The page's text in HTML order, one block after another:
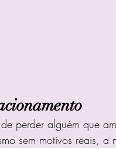
perder alguém que
sem motivos reais, a